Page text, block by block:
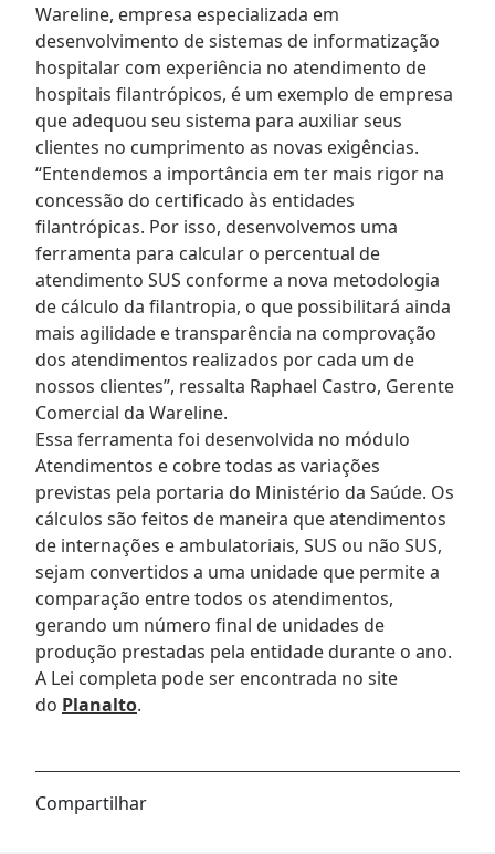
Wareline, empresa especializada em
desenvolvimento de sistemas de informatização
hospitalar com experiência no atendimento de
hospitais filantrópicos, é um exemplo de empresa
que adequou seu sistema para auxiliar seus
clientes no cumprimento as novas exigências.
“Entendemos a importância em ter mais rigor na
concessão do certificado às entidades
filantrópicas. Por isso, desenvolvemos uma
ferramenta para calcular o percentual de
atendimento SUS conforme a nova metodologia
de cálculo da filantropia, o que possibilitará ainda
mais agilidade e transparência na comprovação
dos atendimentos realizados por cada um de
nossos clientes”, ressalta Raphael Castro, Gerente
Comercial da Wareline.
Essa ferramenta foi desenvolvida no módulo
Atendimentos e cobre todas as variações
previstas pela portaria do Ministério da Saúde. Os
cálculos são feitos de maneira que atendimentos
de internações e ambulatoriais, SUS ou não SUS,
sejam convertidos a uma unidade que permite a
comparação entre todos os atendimentos,
gerando um número final de unidades de
produção prestadas pela entidade durante o ano.
A Lei completa pode ser encontrada no site
do Planalto.
Compartilhar